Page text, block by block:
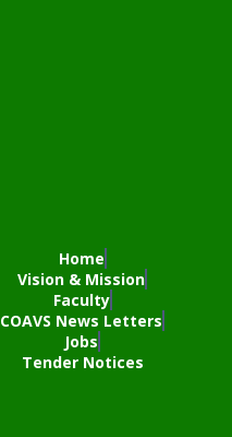
Home
Vision & Mission
Faculty
COAVS News Letters
Jobs
Tender Notices